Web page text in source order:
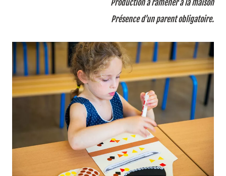
Production à ramener à la maison
Présence d'un parent obligatoire.